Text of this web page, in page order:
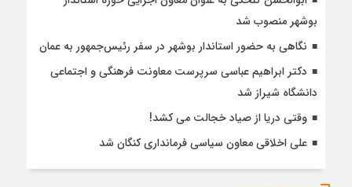
بوشهر منصوب شد
نگاهی به حضور استاندار بوشهر در سفر رئیس‌جمهور به عمان
دکتر ابراهیم عباسی سرپرست معاونت فرهنگی و اجتماعی
دانشگاه شیراز شد
وقتی دریا از صیاد خجالت می کشد!
علی اخلاقی معاون سیاسی فرمانداری کنگان شد